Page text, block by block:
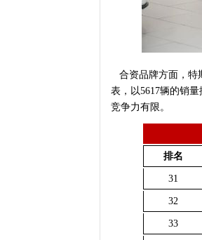
合资品牌方面，特
表，以5617辆的销
竞争力有限。
排名
31
32
33